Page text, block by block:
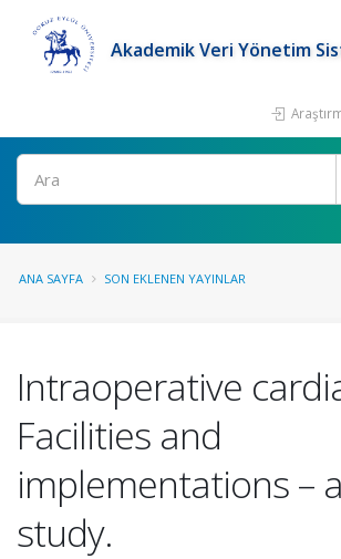
Akademik Veri Yönetim
Ara
ANA SAYFA SON EKLENEN YAYINLAR
Intraoperative
Facilities and
implementations –
study.